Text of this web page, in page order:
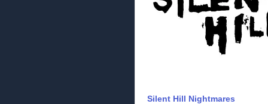
Silent Hill Nightmares